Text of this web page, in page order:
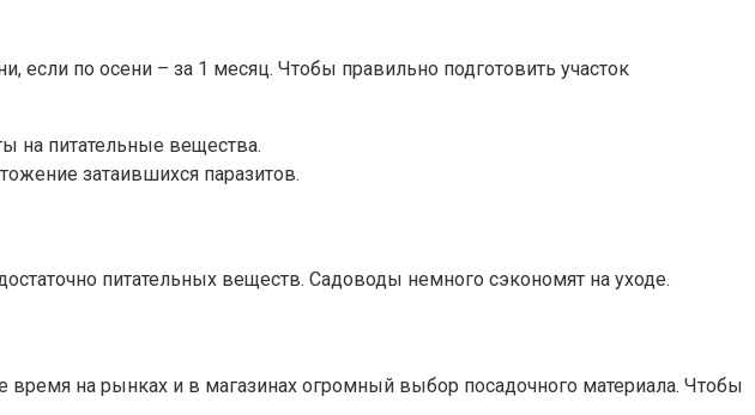
если по осени – за 1 месяц. Чтобы правильно подготовить участок
на питательные вещества.
затаившихся паразитов.
питательных веществ. Садоводы немного сэкономят на уходе.
на рынках и в магазинах огромный выбор посадочного материала. Чтобы